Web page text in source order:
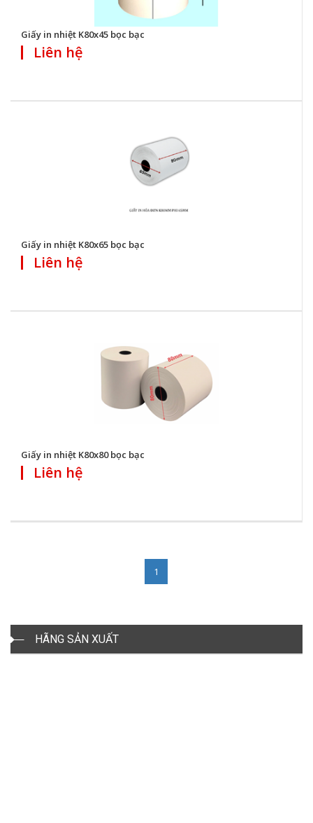
Giấy in nhiệt K80x45 bọc bạc
Liên hệ
Giấy in nhiệt K80x65 bọc bạc
Liên hệ
Giấy in nhiệt K80x80 bọc bạc
Liên hệ
1
HÃNG SẢN XUẤT